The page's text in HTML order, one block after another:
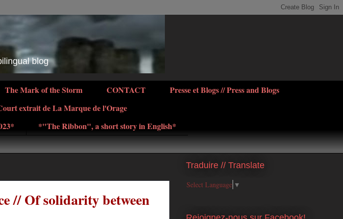
blog
The Mark of the Storm CONTACT
Presse et Blogs // Press and Blogs
extrait de La Marque de l'Orage
*"The Ribbon", a short story in English*
// Of solidarity between
Traduire // Translate
Select Language ▼